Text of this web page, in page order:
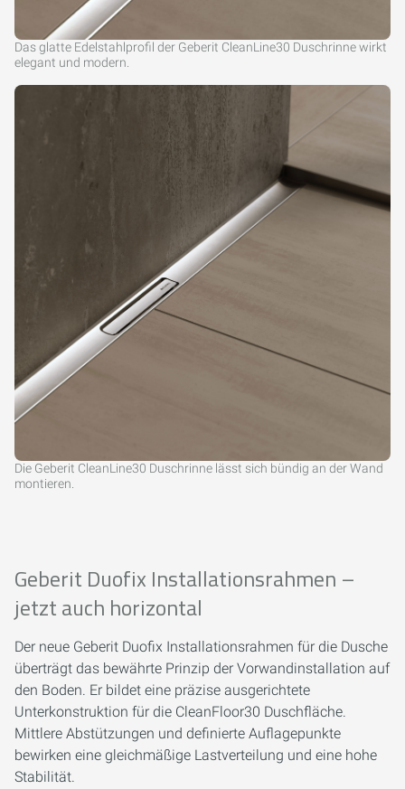
Das glatte Edelstahlprofil der Geberit CleanLine30 Duschrinne wirkt
elegant und modern.
Die Geberit CleanLine30 Duschrinne lässt sich bündig an der Wand
montieren.
Geberit Duofix Installationsrahmen –
jetzt auch horizontal
Der neue Geberit Duofix Installationsrahmen für die Dusche
überträgt das bewährte Prinzip der Vorwandinstallation auf
den Boden. Er bildet eine präzise ausgerichtete
Unterkonstruktion für die CleanFloor30 Duschfläche.
Mittlere Abstützungen und definierte Auflagepunkte
bewirken eine gleichmäßige Lastverteilung und eine hohe
Stabilität.